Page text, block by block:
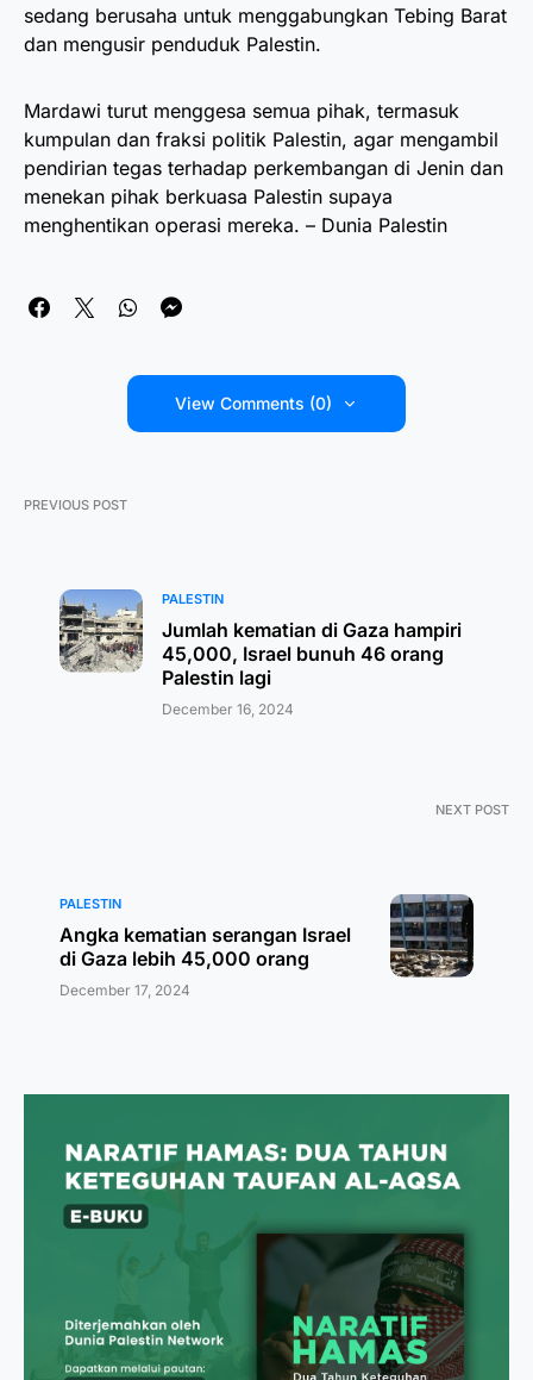
sedang berusaha untuk menggabungkan Tebing Barat
dan mengusir penduduk Palestin.
Mardawi turut menggesa semua pihak, termasuk
kumpulan dan fraksi politik Palestin, agar mengambil
pendirian tegas terhadap perkembangan di Jenin dan
menekan pihak berkuasa Palestin supaya
menghentikan operasi mereka. – Dunia Palestin
View Comments (0)
PREVIOUS POST
PALESTIN
Jumlah kematian di Gaza hampiri
45,000, Israel bunuh 46 orang
Palestin lagi
December 16, 2024
NEXT POST
PALESTIN
Angka kematian serangan Israel
di Gaza lebih 45,000 orang
December 17, 2024